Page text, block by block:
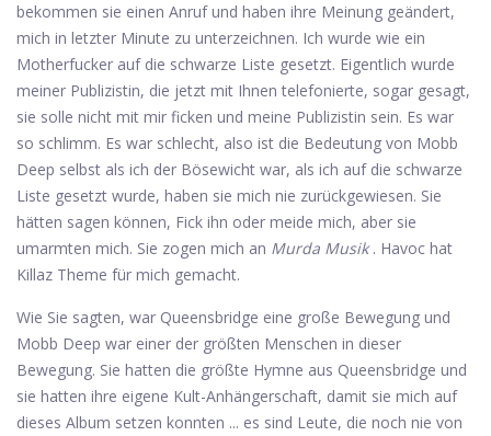
bekommen sie einen Anruf und haben ihre Meinung geändert,
mich in letzter Minute zu unterzeichnen. Ich wurde wie ein
Motherfucker auf die schwarze Liste gesetzt. Eigentlich wurde
meiner Publizistin, die jetzt mit Ihnen telefonierte, sogar gesagt,
sie solle nicht mit mir ficken und meine Publizistin sein. Es war
so schlimm. Es war schlecht, also ist die Bedeutung von Mobb
Deep selbst als ich der Bösewicht war, als ich auf die schwarze
Liste gesetzt wurde, haben sie mich nie zurückgewiesen. Sie
hätten sagen können, Fick ihn oder meide mich, aber sie
umarmten mich. Sie zogen mich an Murda Musik. Havoc hat
Killaz Theme für mich gemacht.
Wie Sie sagten, war Queensbridge eine große Bewegung und
Mobb Deep war einer der größten Menschen in dieser
Bewegung. Sie hatten die größte Hymne aus Queensbridge und
sie hatten ihre eigene Kult-Anhängerschaft, damit sie mich auf
dieses Album setzen konnten ... es sind Leute, die noch nie von